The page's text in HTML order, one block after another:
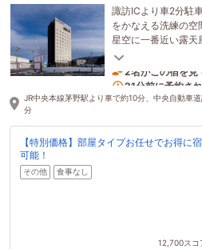
諏訪ICより車2分駐
をかなえる洗練の空
星空に一番近い露天
で、心洗われる極上
2名がこの宿を見
21分前に予約され
JR中央本線茅野駅より車で約10分、中央自動車
分
【特別価格】部屋タイプお任せでお得に
可能！
その他 食事なし
12,700スコ